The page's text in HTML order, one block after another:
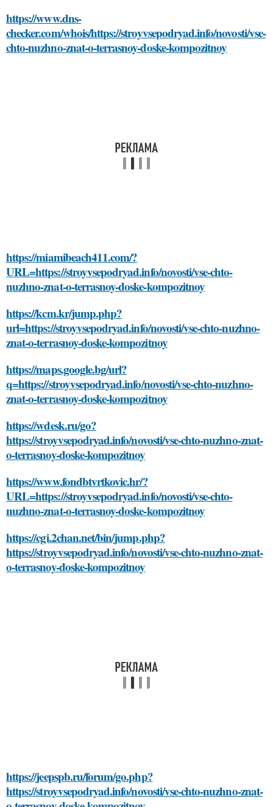
https://www.dns-
checker.com/whois/https://stroyvsepodryad.info/novosti/vse-
chto-nuzhno-znat-o-terrasnoy-doske-kompozitnoy
https://miamibeach411.com/?
URL=https://stroyvsepodryad.info/novosti/vse-chto-
nuzhno-znat-o-terrasnoy-doske-kompozitnoy
https://kcm.kr/jump.php?
url=https://stroyvsepodryad.info/novosti/vse-chto-nuzhno-
znat-o-terrasnoy-doske-kompozitnoy
https://maps.google.bg/url?
q=https://stroyvsepodryad.info/novosti/vse-chto-nuzhno-
znat-o-terrasnoy-doske-kompozitnoy
https://wdesk.ru/go?
https://stroyvsepodryad.info/novosti/vse-chto-nuzhno-znat-
o-terrasnoy-doske-kompozitnoy
https://www.fondbtvrtkovic.hr/?
URL=https://stroyvsepodryad.info/novosti/vse-chto-
nuzhno-znat-o-terrasnoy-doske-kompozitnoy
https://cgi.2chan.net/bin/jump.php?
https://stroyvsepodryad.info/novosti/vse-chto-nuzhno-znat-
o-terrasnoy-doske-kompozitnoy
https://jeepspb.ru/forum/go.php?
https://stroyvsepodryad.info/novosti/vse-chto-nuzhno-znat-